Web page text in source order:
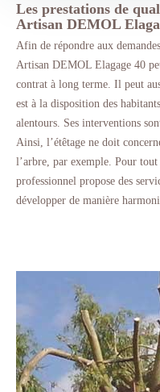
Les prestations de
Artisan DEMOL
Afin de répondre aux
Artisan DEMOL Elagage 40
contrat à long terme. Il peut
est à la disposition des
alentours. Ses interventions
Ainsi, l’étêtage ne doit
l’arbre, par exemple. Pour
professionnel propose des
développer de manière